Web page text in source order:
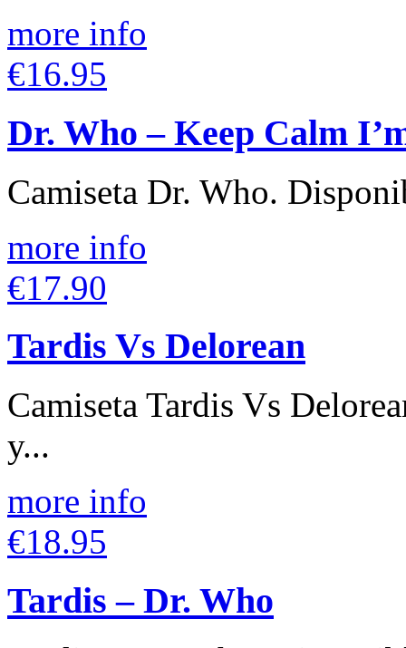
more info
€16.95
Dr. Who – Keep Calm
Camiseta Dr. Who.
more info
€17.90
Tardis Vs Delorean
Camiseta Tardis Vs
y...
more info
€18.95
Tardis – Dr. Who